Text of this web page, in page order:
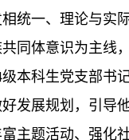
统一、理论与实
同体意识为主线
级本科生党支部书
发展规划，引导
主题活动、强化